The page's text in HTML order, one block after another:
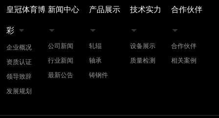
皇冠体育博
彩 
企业概况
资质认证
领导致辞
发展规划
新闻中心

公司新闻
行业新闻
最新公告
产品展示

轧辊
轴承
铸钢件
技术实力

设备展示
质量检测
合作伙伴

合作伙伴
相关案例